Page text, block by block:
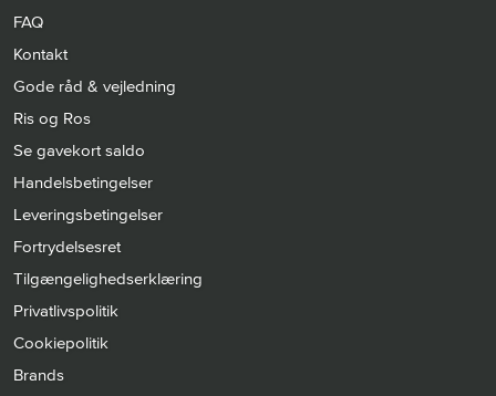
FAQ
Kontakt
Gode råd & vejledning
Ris og Ros
Se gavekort saldo
Handelsbetingelser
Leveringsbetingelser
Fortrydelsesret
Tilgængelighedserklæring
Privatlivspolitik
Cookiepolitik
Brands